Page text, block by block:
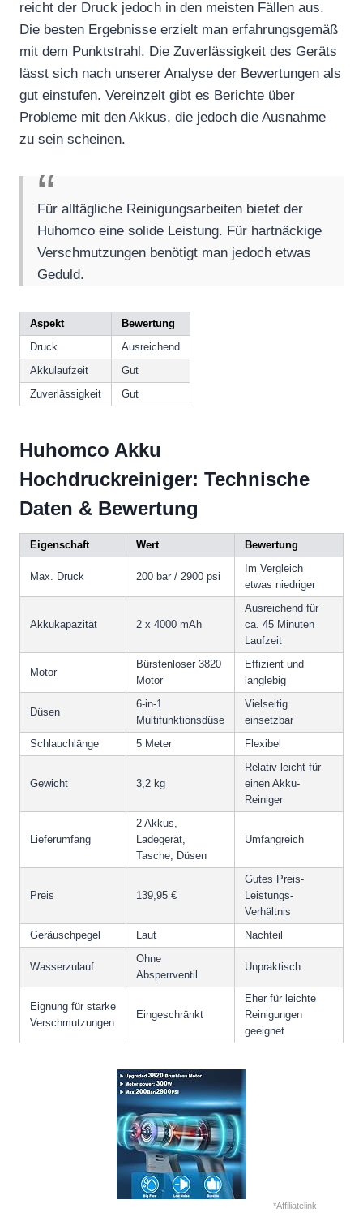
reicht der Druck jedoch in den meisten Fällen aus.
Die besten Ergebnisse erzielt man erfahrungsgemäß
mit dem Punktstrahl. Die Zuverlässigkeit des Geräts
lässt sich nach unserer Analyse der Bewertungen als
gut einstufen. Vereinzelt gibt es Berichte über
Probleme mit den Akkus, die jedoch die Ausnahme
zu sein scheinen.
Für alltägliche Reinigungsarbeiten bietet der
Huhomco eine solide Leistung. Für hartnäckige
Verschmutzungen benötigt man jedoch etwas
Geduld.
Aspekt
Bewertung
Druck
Ausreichend
Akkulaufzeit
Gut
Zuverlässigkeit
Gut
Huhomco Akku
Hochdruckreiniger: Technische
Daten & Bewertung
Eigenschaft Wert Bewertung
Max. Druck 200 bar / 2900 psi
Im Vergleich
etwas niedriger
Akkukapazität 2 x 4000 mAh
Ausreichend für
ca. 45 Minuten
Laufzeit
Motor
Bürstenloser 3820
Motor
Effizient und
langlebig
Düsen
6-in-1
Multifunktionsdüse
Vielseitig
einsetzbar
Schlauchlänge
5 Meter Flexibel
Gewicht 3,2 kg
Relativ leicht für
einen Akku-
Reiniger
Lieferumfang
2 Akkus,
Ladegerät,
Tasche, Düsen
Umfangreich
Preis 139,95 €
Gutes Preis-
Leistungs-
Verhältnis
Geräuschpegel
Laut Nachteil
Wasserzulauf
Ohne
Absperrventil
Unpraktisch
Eignung für starke
Verschmutzungen
Eingeschränkt
Eher für leichte
Reinigungen
geeignet
*Affiliatelink